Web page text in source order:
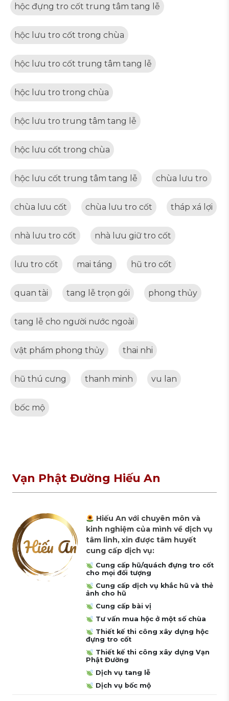
hộc đựng tro cốt trung tâm tang lễ
hộc lưu tro cốt trong chùa
hộc lưu tro cốt trung tâm tang lễ
hộc lưu tro trong chùa
hộc lưu tro trung tâm tang lễ
hộc lưu cốt trong chùa
hộc lưu cốt trung tâm tang lễ chùa lưu tro
chùa lưu cốt chùa lưu tro cốt tháp xá lợi
nhà lưu tro cốt nhà lưu giữ tro cốt
lưu tro cốt mai táng hũ tro cốt
quan tài tang lễ trọn gói phong thủy
tang lễ cho người nước ngoài
vật phẩm phong thủy thai nhi
hũ thú cưng thanh minh vu lan
bốc mộ
Vạn Phật Đường Hiếu An
Hiếu An với chuyên môn và
kinh nghiệm của mình về dịch vụ
tâm linh, xin được tâm huyết
cung cấp dịch vụ:
Cung cấp hũ/quách đựng tro cốt
cho mọi đối tượng
Cung cấp dịch vụ khắc hũ và thẻ
ảnh cho hũ
Cung cấp bài vị
Tư vấn mua hộc ở một số chùa
Thiết kế thi công xây dựng hộc
đựng tro cốt
Thiết kế thi công xây dựng Vạn
Phật Đường
Dịch vụ tang lễ
Dịch vụ bốc mộ